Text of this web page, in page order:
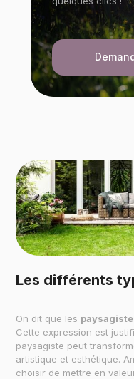
Les différents
On dit que les
Cette expression est
paysagiste peut
artistique et esthétique.
choisir de mettre en